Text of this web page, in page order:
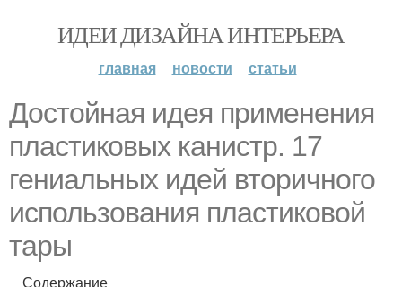
ИДЕИ ДИЗАЙНА ИНТЕРЬЕРА
главная новости статьи
Достойная идея применения
пластиковых канистр. 17
гениальных идей вторичного
использования пластиковой
тары
Содержание